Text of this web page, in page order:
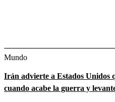
Mundo
Irán advierte a Estados Unidos
cuando acabe la guerra y